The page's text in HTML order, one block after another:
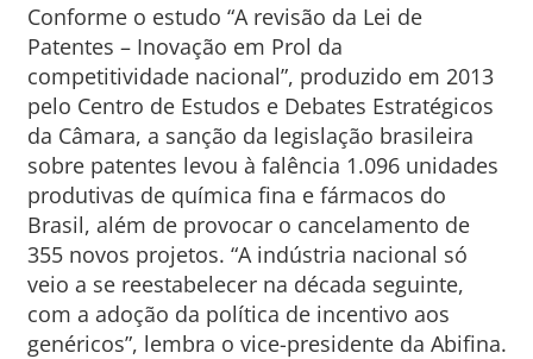
Conforme o estudo “A revisão da Lei de
Patentes – Inovação em Prol da
competitividade nacional”, produzido em 2013
pelo Centro de Estudos e Debates Estratégicos
da Câmara, a sanção da legislação brasileira
sobre patentes levou à falência 1.096 unidades
produtivas de química fina e fármacos do
Brasil, além de provocar o cancelamento de
355 novos projetos. “A indústria nacional só
veio a se reestabelecer na década seguinte,
com a adoção da política de incentivo aos
genéricos”, lembra o vice-presidente da Abifina.